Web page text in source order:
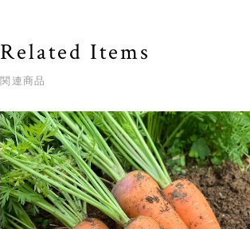
Related Items
関連商品